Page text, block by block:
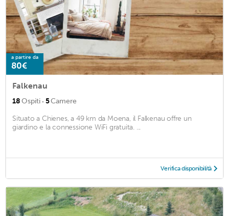
a partire da
80€
Falkenau
18Ospiti · 5Camere
Situato a Chienes, a 49 km da Moena, il Falkenau offre un
giardino e la connessione WiFi gratuita. ...
Verifica disponibilità